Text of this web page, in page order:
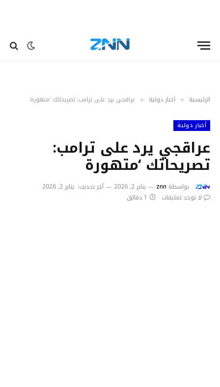
الرئيسية » أخبار دولية » عراقجي يرد على ترامب: تصريحاتك ‘متهورة
أخبار دولية
عراقجي يرد على ترامب:
تصريحاتك ‘متهورة
بواسطة znn يناير 2, 2026 آخر تحديث: يناير 2, 2026
لا توجد تعليقات
1 دقائق